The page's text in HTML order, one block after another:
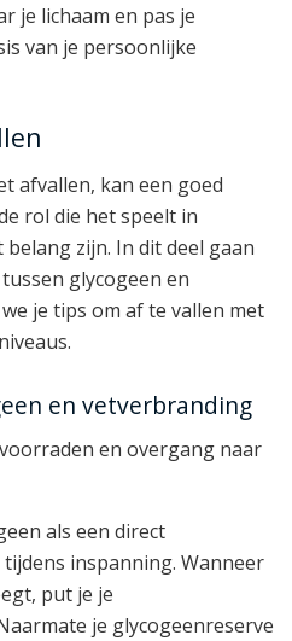
je lichaam en pas je
van je persoonlijke
afvallen, kan een goed
rol die het speelt in
zijn. In dit deel gaan
glycogeen en
je tips om af te vallen met
en vetverbranding
en overgang naar
als een direct
inspanning. Wanneer
put je je
je glycogeenreserve